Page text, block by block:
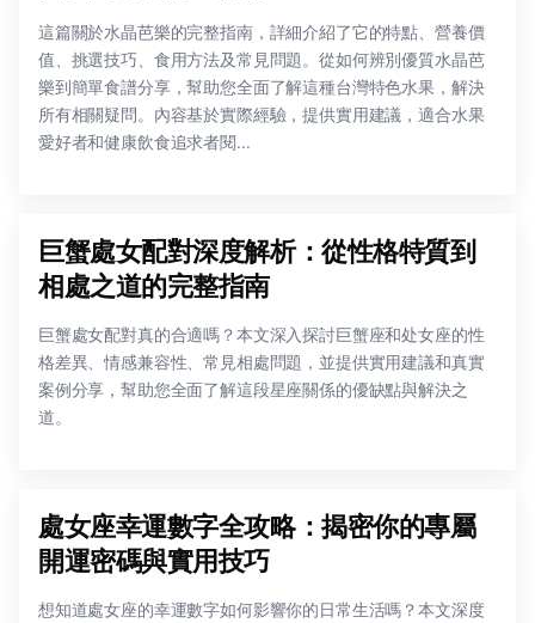
這篇關於水晶芭樂的完整指南，詳細介紹了它的特點、營養價
值、挑選技巧、食用方法及常見問題。從如何辨別優質水晶芭
樂到簡單食譜分享，幫助您全面了解這種台灣特色水果，解決
所有相關疑問。內容基於實際經驗，提供實用建議，適合水果
愛好者和健康飲食追求者閱...
巨蟹處女配對深度解析：從性格特質到
相處之道的完整指南
巨蟹處女配對真的合適嗎？本文深入探討巨蟹座和处女座的性
格差異、情感兼容性、常見相處問題，並提供實用建議和真實
案例分享，幫助您全面了解這段星座關係的優缺點與解決之
道。
處女座幸運數字全攻略：揭密你的專屬
開運密碼與實用技巧
想知道處女座的幸運數字如何影響你的日常生活嗎？本文深度